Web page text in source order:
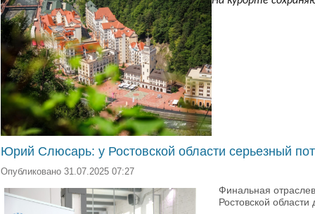
Юрий Слюсарь: у Ростовской области серьезный
Опубликовано 31.07.2025 07:27
Финальная
Ростовской